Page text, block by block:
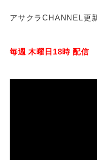
アサクラCHANNEL更
毎週 木曜日18時 配信